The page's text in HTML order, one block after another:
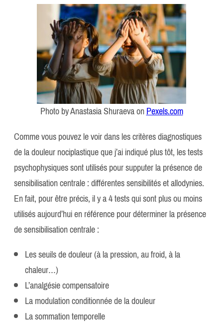
Photo by Anastasia Shuraeva onPexels.com
Comme vous pouvez le voir dans les critères diagnostiques
de la douleur nociplastique que j’ai indiqué plus tôt, les tests
psychophysiques sont utilisés pour supputer la présence de
sensibilisation centrale : différentes sensibilités et allodynies.
En fait, pour être précis, il y a 4 tests qui sont plus ou moins
utilisés aujourd’hui en référence pour déterminer la présence
de sensibilisation centrale :
Les seuils de douleur (à la pression, au froid, à la
chaleur…)
L’analgésie compensatoire
La modulation conditionnée de la douleur
La sommation temporelle